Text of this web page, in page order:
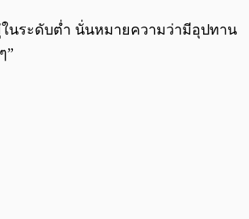
ในระดับต่ำ นั่นหมายความว่ามีอุปทาน
”